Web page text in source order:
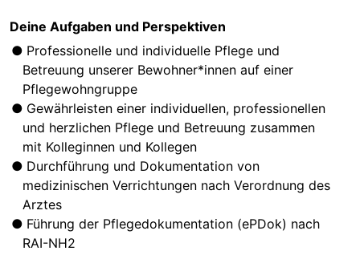
Deine Aufgaben und Perspektiven
Professionelle und individuelle Pflege und
Betreuung unserer Bewohner*innen auf einer
Pflegewohngruppe
Gewährleisten einer individuellen, professionellen
und herzlichen Pflege und Betreuung zusammen
mit Kolleginnen und Kollegen
Durchführung und Dokumentation von
medizinischen Verrichtungen nach Verordnung des
Arztes
Führung der Pflegedokumentation (ePDok) nach
RAI-NH2